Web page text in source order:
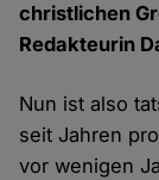
christlichen
Redakteurin
Nun ist also
seit Jahren
vor wenigen